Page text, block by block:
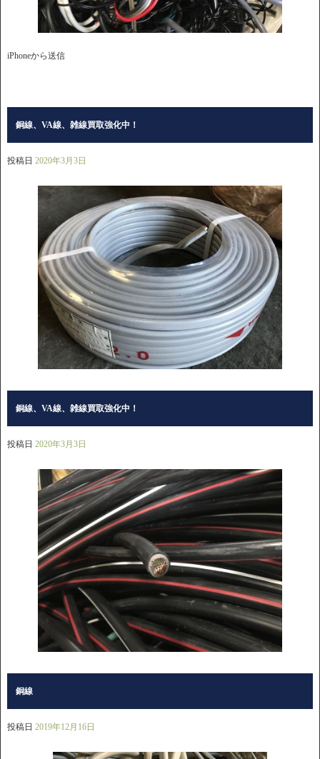
iPhoneから送信
銅線、VA線、雑線買取強化中！
投稿日 2020年3月3日
銅線、VA線、雑線買取強化中！
投稿日 2020年3月3日
銅線
投稿日 2019年12月16日